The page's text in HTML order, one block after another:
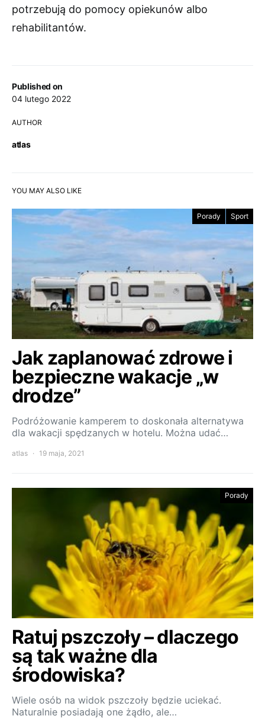
Published on
04 lutego 2022
AUTHOR
atlas
potrzebują do pomocy opiekunów albo
rehabilitantów.
YOU MAY ALSO LIKE
Porady Sport
Jak zaplanować zdrowe i
bezpieczne wakacje „w
drodze”
Podróżowanie kamperem to doskonała alternatywa
dla wakacji spędzanych w hotelu. Można udać…
atlas 19 maja, 2021
Porady
Ratuj pszczoły – dlaczego
są tak ważne dla
środowiska?
Wiele osób na widok pszczoły będzie uciekać.
Naturalnie posiadają one żądło, ale…